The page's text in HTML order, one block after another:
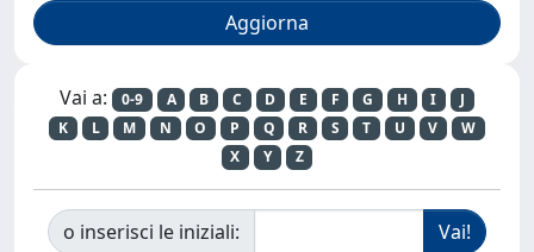
Vai a: 0-9 A B C D E F G H I
J
K
L M N O P Q R S T U V
W
X
Y Z
o inserisci le iniziali: